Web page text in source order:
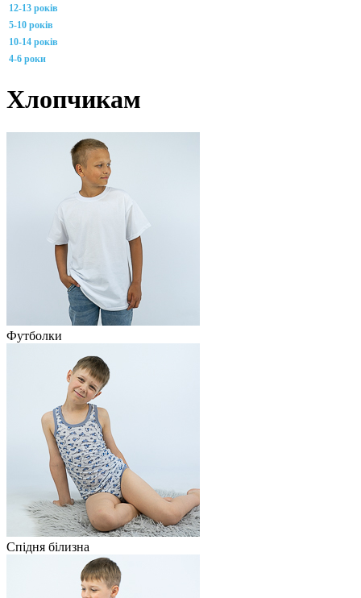
12-13 років
5-10 років
10-14 років
4-6 роки
Хлопчикам
Футболки
Спідня білизна